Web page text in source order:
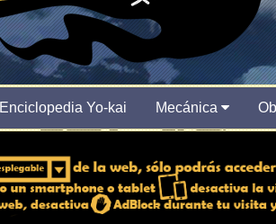
Enciclopedia Yo-kai Mecánica